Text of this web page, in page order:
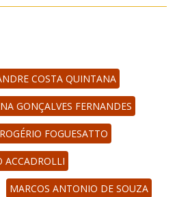
COSTA QUINTANA
GONÇALVES FERNANDES
FOGUESATTO
ACCADROLLI
MARCOS ANTONIO DE SOUZA